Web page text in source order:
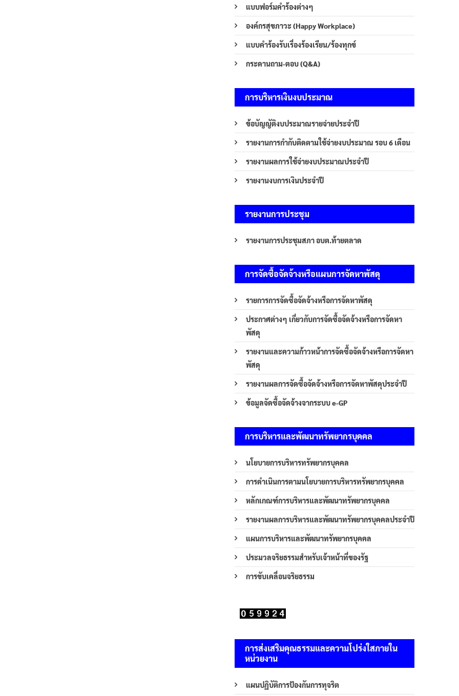
แบบฟอร์มคำร้องต่างๆ
องค์กรสุขภาวะ (Happy Workplace)
แบบคำร้องรับเรื่องร้องเรียน/ร้องทุกข์
กระดานถาม-ตอบ (Q&A)
การบริหารเงินงบประมาณ
ข้อบัญญัติงบประมาณรายจ่ายประจำปี
รายงานการกำกับติดตามใช้จ่ายงบประมาณ รอบ 6 เดือน
รายงานผลการใช้จ่ายงบประมาณประจำปี
รายงานงบการเงินประจำปี
รายงานการประชุม
รายงานการประชุมสภา อบต.ท้ายตลาด
การจัดซื้อจัดจ้างหรือแผนการจัดหาพัสดุ
รายการการจัดซื้อจัดจ้างหรือการจัดหาพัสดุ
ประกาศต่างๆ เกี่ยวกับการจัดซื้อจัดจ้างหรือการจัดหา
พัสดุ
รายงานและความก้าวหน้าการจัดซื้อจัดจ้างหรือการจัดหา
พัสดุ
รายงานผลการจัดซื้อจัดจ้างหรือการจัดหาพัสดุประจำปี
ข้อมูลจัดซื้อจัดจ้างจากระบบ e-GP
การบริหารและพัฒนาทรัพยากรบุคคล
นโยบายการบริหารทรัพยากรบุคคล
การดำเนินการตามนโยบายการบริหารทรัพยากรบุคคล
หลักเกณฑ์การบริหารและพัฒนาทรัพยากรบุคคล
รายงานผลการบริหารและพัฒนาทรัพยากรบุคคลประจำปี
แผนการบริหารและพัฒนาทรัพยากรบุคคล
ประมวลจริยธรรมสำหรับเจ้าหน้าที่ของรัฐ
การขับเคลื่อนจริยธรรม
การส่งเสริมคุณธรรมและความโปร่งใสภายใน
หน่วยงาน
แผนปฏิบัติการป้องกันการทุจริต